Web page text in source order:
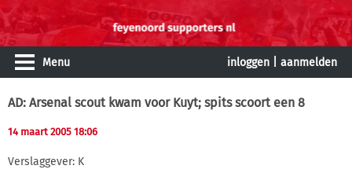
Menu inloggen aanmelden
AD: Arsenal scout kwam voor Kuyt; spits scoort een 8
14 maart 2005 18:06
Verslaggever: K